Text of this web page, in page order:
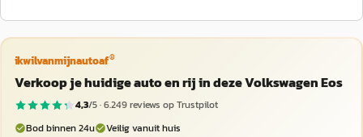
ikwilvanmijnautoaf®
Verkoop je huidige auto en rij in deze Volkswagen Eos
4,3/5 ·6.249reviews op Trustpilot
Bod binnen 24u
Veilig vanuit huis